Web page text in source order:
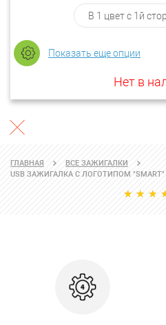
Показать еще опции
Нет в
ГЛАВНАЯ
ВСЕ ЗАЖИГАЛКИ
USB ЗАЖИГАЛКА С ЛОГОТИПОМ "SMART"